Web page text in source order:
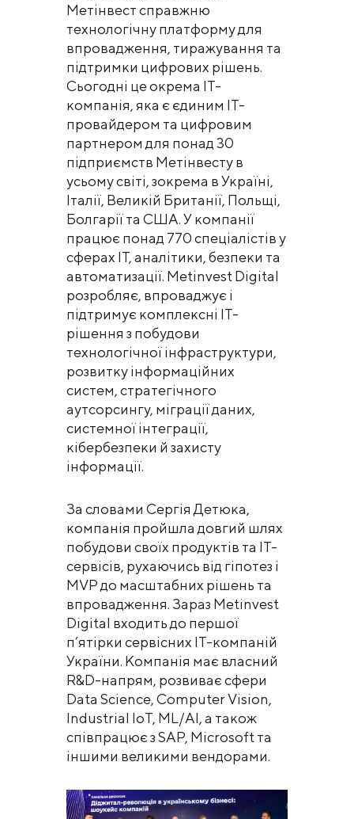
Метінвест справжню
технологічну платформу для
впровадження, тиражування та
підтримки цифрових рішень.
Сьогодні це окрема ІТ-
компанія, яка є єдиним ІТ-
провайдером та цифровим
партнером для понад 30
підприємств Метінвесту в
усьому світі, зокрема в Україні,
Італії, Великій Британії, Польщі,
Болгарії та США. У компанії
працює понад 770 спеціалістів у
сферах ІТ, аналітики, безпеки та
автоматизації. Metinvest Digital
розробляє, впроваджує і
підтримує комплексні ІТ-
рішення з побудови
технологічної інфраструктури,
розвитку інформаційних
систем, стратегічного
аутсорсингу, міграції даних,
системної інтеграції,
кібербезпеки й захисту
інформації.
За словами Сергія Детюка,
компанія пройшла довгий шлях
побудови своїх продуктів та ІТ-
сервісів, рухаючись від гіпотез і
MVP до масштабних рішень та
впровадження. Зараз Metinvest
Digital входить до першої
п’ятірки сервісних ІТ-компаній
України. Компанія має власний
R&D-напрям, розвиває сфери
Data Science, Computer Vision,
Industrial IoT, ML/AI, а також
співпрацює з SAP, Microsoft та
іншими великими вендорами.